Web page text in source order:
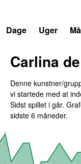
Dage
Uger
Carlina
Denne kunstner/
vi startede med at
Sidst spillet i går.
sidste 6 måneder.
4
5
6
7